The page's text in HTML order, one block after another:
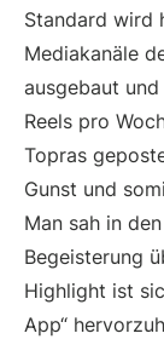
Standard wird
Mediakanäle
ausgebaut
Reels pro
Topras
Gunst und
Man sah in
Begeisterung
Highlight ist
App“